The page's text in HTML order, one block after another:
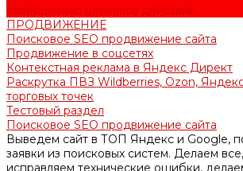
совершению целевого действия.
ПРОДВИЖЕНИЕ
Поисковое SEO продвижение сайта
Продвижение в соцсетях
Контекстная реклама в Яндекс Директ
Раскрутка ПВЗ Wildberries, Ozon,
торговых точек
Тестовый раздел
Поисковое SEO продвижение сайта
Выведем сайт в ТОП Яндекс и Google,
заявки из поисковых систем. Делаем
исправляем технические ошибки,